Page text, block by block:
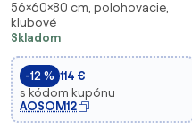
Nízky Gauč s Nastaviteľným
Operadlom, Dekoračné
Vankúše, Nízky Sedací Vankúš
do Obývačky a Spálne, Ľan,
Šedá | Aosom
56×60×80 cm, polohovacie,
klubové
Skladom
-12 % 114 €
s kódom kupónu
AOSOM12